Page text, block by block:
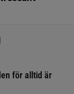
för alltid är